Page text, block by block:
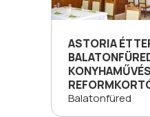
ASTORIA
Balatonfüred